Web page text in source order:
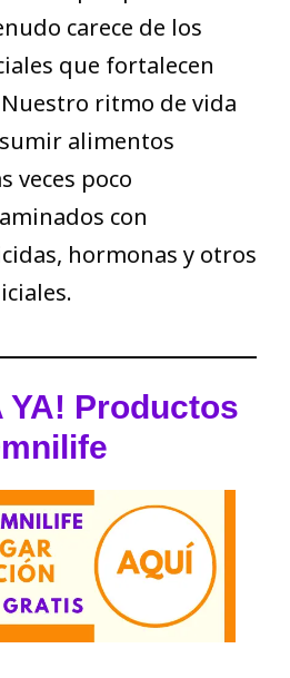
carece de los
que fortalecen
ritmo de vida
alimentos
veces poco
con
hormonas y otros
YA! Productos